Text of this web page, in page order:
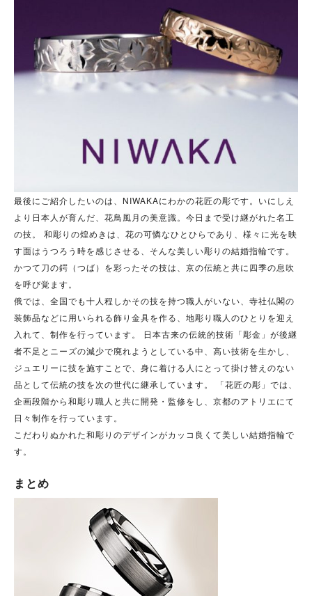
最後にご紹介したいのは、NIWAKAにわかの花匠の彫です。いにしえ
より日本人が育んだ、花鳥風月の美意識。今日まで受け継がれた名工
の技。 和彫りの煌めきは、花の可憐なひとひらであり、様々に光を映
す面はうつろう時を感じさせる、そんな美しい彫りの結婚指輪です。
かつて刀の鍔（つば）を彩ったその技は、京の伝統と共に四季の息吹
を呼び覚ます。
俄では、全国でも十人程しかその技を持つ職人がいない、寺社仏閣の
装飾品などに用いられる飾り金具を作る、地彫り職人のひとりを迎え
入れて、制作を行っています。 日本古来の伝統的技術「彫金」が後継
者不足とニーズの減少で廃れようとしている中、高い技術を生かし、
ジュエリーに技を施すことで、身に着ける人にとって掛け替えのない
品として伝統の技を次の世代に継承しています。 「花匠の彫」では、
企画段階から和彫り職人と共に開発・監修をし、京都のアトリエにて
日々制作を行っています。
こだわりぬかれた和彫りのデザインがカッコ良くて美しい結婚指輪で
す。
まとめ